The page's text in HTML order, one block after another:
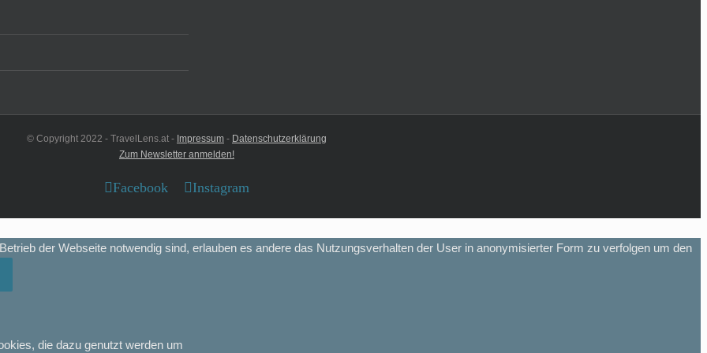
© Copyright 2022 - TravelLens.at - Impressum - Datenschutzerklärung
Zum Newsletter anmelden!
Facebook Instagram
der Webseite notwendig sind, erlauben es andere das Nutzungsverhalten der User in anonymisierter Form zu verfolgen um den
die dazu genutzt werden um